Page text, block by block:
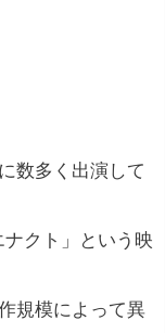
円)で2億円。
数多く出演して
クト」という映
規模によって異